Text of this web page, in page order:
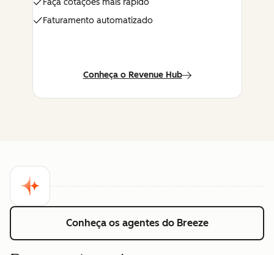
Faça cotações mais rápido
Faturamento automatizado
Conheça o Revenue Hub
Conheça os agentes do Breeze